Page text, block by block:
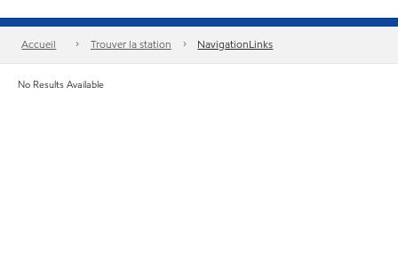
Accueil Trouver la station NavigationLinks
No Results Available